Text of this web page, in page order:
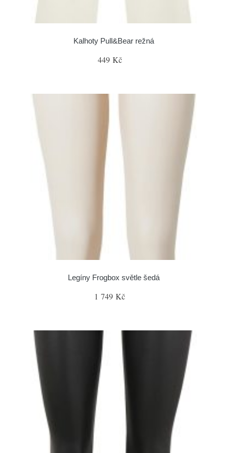
Kalhoty Pull&Bear režná
449 Kč
Legíny Frogbox světle šedá
1 749 Kč